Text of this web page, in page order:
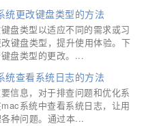
统更改键盘类型的方法
盘类型以适应不同的需求或习
键盘类型，提升使用体验。下
盘类型的更改。...
统查看系统日志的方法
信息，对于排查问题和优化系
系统中查看系统日志，让用
种问题。通过本...